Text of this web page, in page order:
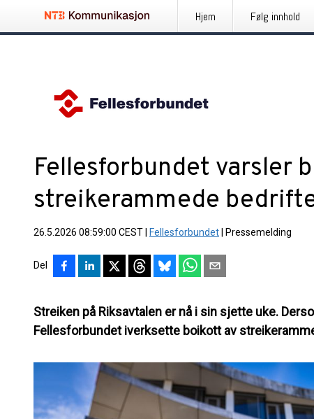
Hjem Følg innhold
Fellesforbundet varsler
streikerammede
26.5.2026 08:59:00 CEST Fellesforbundet Pressemelding
Del
Streiken på Riksavtalen er nå i sin sjette uke.
Fellesforbundet iverksette boikott av